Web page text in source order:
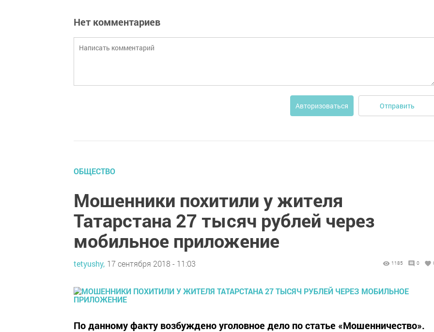
Нет комментариев
Авторизоваться Отправить
ОБЩЕСТВО
Мошенники похитили у жителя
Татарстана 27 тысяч рублей через
мобильное приложение
tetyushy, 17 сентября 2018 - 11:03 1185 0
По данному факту возбуждено уголовное дело по статье «Мошенничество».